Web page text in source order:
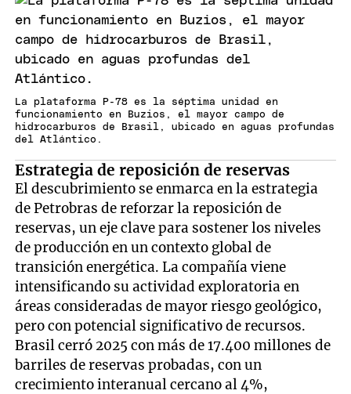
La plataforma P-78 es la séptima unidad en
funcionamiento en Buzios, el mayor campo de
hidrocarburos de Brasil, ubicado en aguas profundas
del Atlántico.
Estrategia de reposición de reservas
El descubrimiento se enmarca en la estrategia
de Petrobras de reforzar la reposición de
reservas, un eje clave para sostener los niveles
de producción en un contexto global de
transición energética. La compañía viene
intensificando su actividad exploratoria en
áreas consideradas de mayor riesgo geológico,
pero con potencial significativo de recursos.
Brasil cerró 2025 con más de 17.400 millones de
barriles de reservas probadas, con un
crecimiento interanual cercano al 4%,